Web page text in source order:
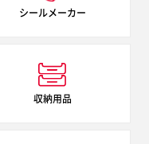
シールメーカー
収納用品